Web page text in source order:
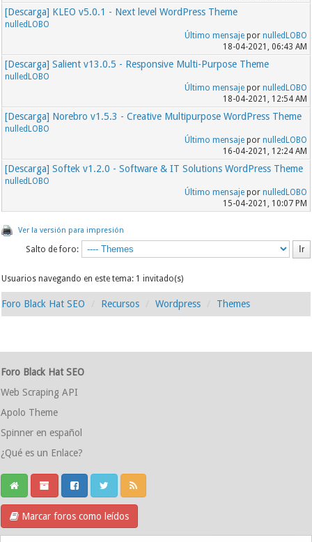
[Descarga] KLEO v5.0.1 - Next level WordPress Theme
nulledLOBO
Último mensajepor nulledLOBO
18-04-2021, 06:43 AM
[Descarga] Salient v13.0.5 - Responsive Multi-Purpose Theme
nulledLOBO
Último mensajepor nulledLOBO
18-04-2021, 12:54 AM
[Descarga] Norebro v1.5.3 - Creative Multipurpose WordPress Theme
nulledLOBO
Último mensajepor nulledLOBO
16-04-2021, 12:24 AM
[Descarga] Softek v1.2.0 - Software & IT Solutions WordPress Theme
nulledLOBO
Último mensajepor nulledLOBO
15-04-2021, 10:07 PM
Ver la versión para impresión
Salto de foro:
Usuarios navegando en este tema: 1 invitado(s)
Foro Black Hat SEO Recursos Wordpress Themes
Foro Black Hat SEO
Web Scraping API
Apolo Theme
Spinner en español
¿Qué es un Enlace?
Marcar foros como leídos